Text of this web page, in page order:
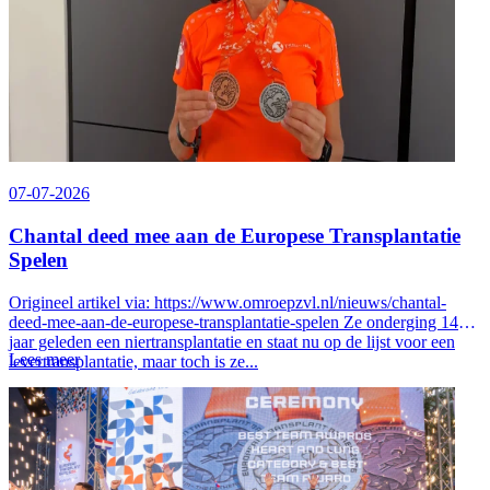
07-07-2026
Chantal deed mee aan de Europese Transplantatie
Spelen
Origineel artikel via: https://www.omroepzvl.nl/nieuws/chantal-
deed-mee-aan-de-europese-transplantatie-spelen Ze onderging 14
jaar geleden een niertransplantatie en staat nu op de lijst voor een
levertransplantatie, maar toch is ze...
Lees meer